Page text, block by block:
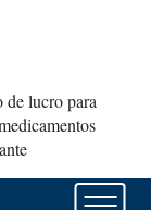
lucro para